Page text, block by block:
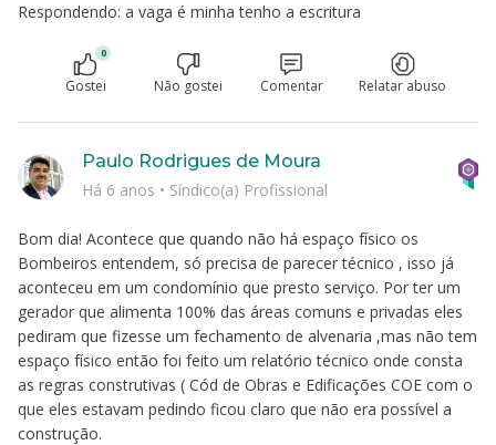
Respondendo: a vaga é minha tenho a escritura
0
Gostei Não gostei Comentar Relatar abuso
Bom dia! Acontece que quando não há espaço físico os
Bombeiros entendem, só precisa de parecer técnico , isso já
aconteceu em um condomínio que presto serviço. Por ter um
gerador que alimenta 100% das áreas comuns e privadas eles
pediram que fizesse um fechamento de alvenaria ,mas não tem
espaço físico então foi feito um relatório técnico onde consta
as regras construtivas ( Cód de Obras e Edificações COE com o
que eles estavam pedindo ficou claro que não era possível a
construção.
Paulo Rodrigues de Moura
Há 6 anos • Síndico(a) Profissional